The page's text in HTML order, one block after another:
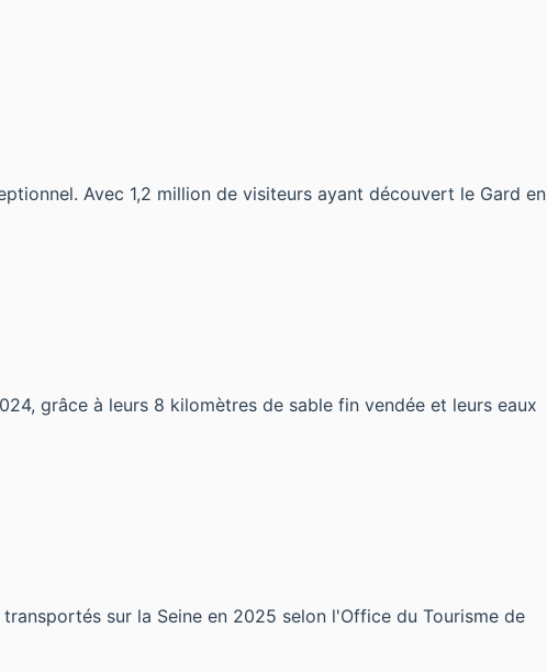
Avec 1,2 million de visiteurs ayant découvert le Gard en
grâce à leurs 8 kilomètres de sable fin vendée et leurs eaux
sur la Seine en 2025 selon l'Office du Tourisme de